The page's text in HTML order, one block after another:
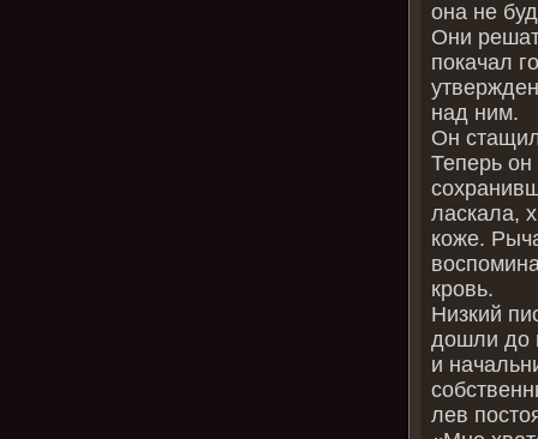
она не
Они
покачал
над ним.
Он
Теперь
ласкала,
коже.
кровь.
Низкий
дошли до
и
лев